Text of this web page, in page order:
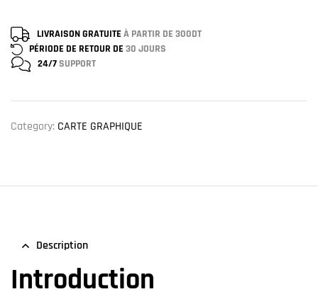
LIVRAISON GRATUITE À PARTIR DE 300DT
PÉRIODE DE RETOUR DE 30 JOURS
24/7SUPPORT
Category: CARTE GRAPHIQUE
Description
Introduction